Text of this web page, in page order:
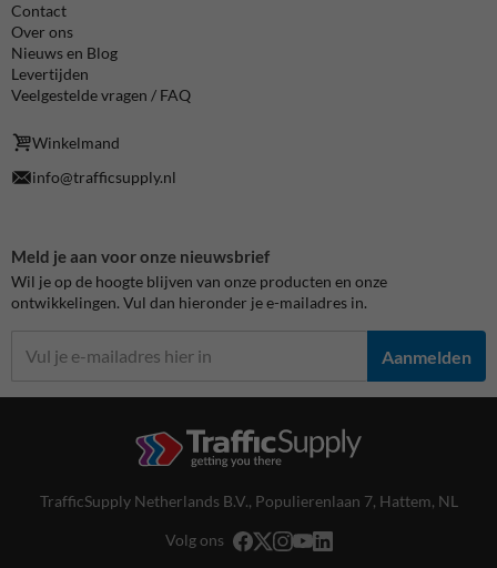
Contact
Over ons
Nieuws en Blog
Levertijden
Veelgestelde vragen / FAQ
Winkelmand
info@trafficsupply.nl
Meld je aan voor onze nieuwsbrief
Wil je op de hoogte blijven van onze producten en onze
ontwikkelingen. Vul dan hieronder je e-mailadres in.
Aanmelden
TrafficSupply Netherlands B.V., Populierenlaan 7, Hattem, NL
Volg ons